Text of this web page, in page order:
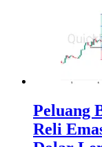
Peluang
Reli